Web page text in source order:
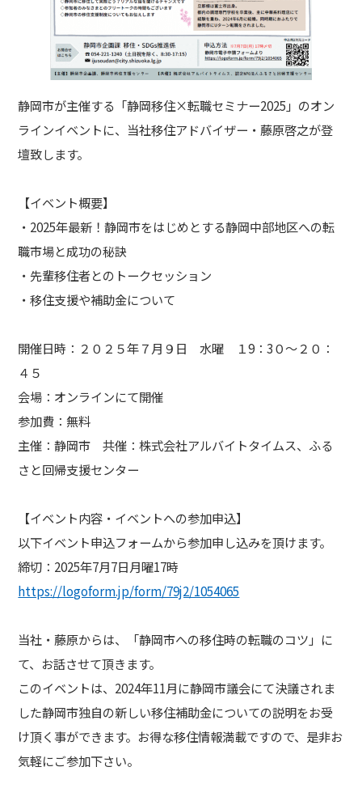
静岡市が主催する「静岡移住×転職セミナー2025」のオン
ラインイベントに、当社移住アドバイザー・藤原啓之が登
壇致します。
【イベント概要】
・2025年最新！静岡市をはじめとする静岡中部地区への転
職市場と成功の秘訣
・先輩移住者とのトークセッション
・移住支援や補助金について
開催日時：２０２５年７月９日 水曜 １9：3０～２０：
４５
会場：オンラインにて開催
参加費：無料
主催：静岡市 共催：株式会社アルバイトタイムス、ふる
さと回帰支援センター
【イベント内容・イベントへの参加申込】
以下イベント申込フォームから参加申し込みを頂けます。
締切：2025年7月7日月曜17時
https://logoform.jp/form/79j2/1054065
当社・藤原からは、「静岡市への移住時の転職のコツ」に
て、お話させて頂きます。
このイベントは、2024年11月に静岡市議会にて決議されま
した静岡市独自の新しい移住補助金についての説明をお受
け頂く事ができます。お得な移住情報満載ですので、是非お
気軽にご参加下さい。